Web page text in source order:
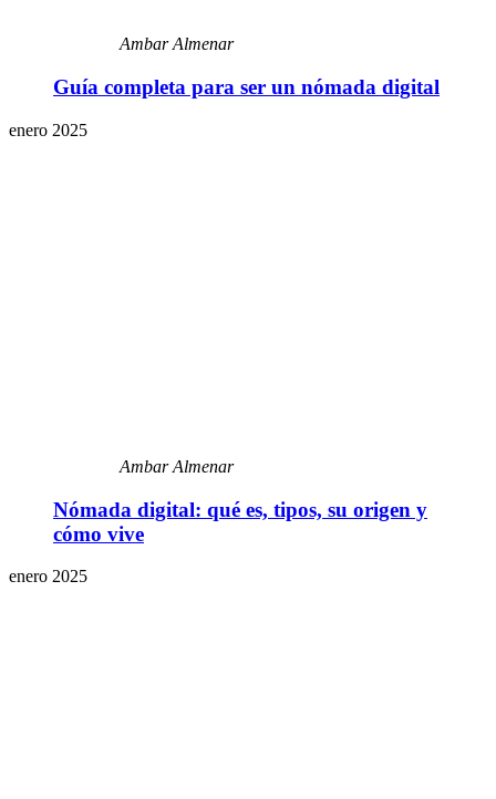
Ambar Almenar
Guía completa para ser un nómada digital
enero 2025
Ambar Almenar
Nómada digital: qué es, tipos, su origen y
cómo vive
enero 2025